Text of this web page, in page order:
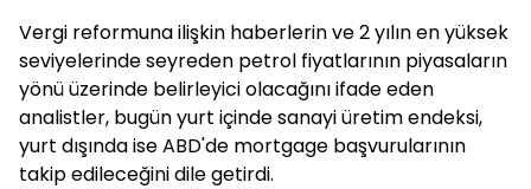
Vergi reformuna ilişkin haberlerin ve 2 yılın en yüksek
seviyelerinde seyreden petrol fiyatlarının piyasaların
yönü üzerinde belirleyici olacağını ifade eden
analistler, bugün yurt içinde sanayi üretim endeksi,
yurt dışında ise ABD'de mortgage başvurularının
takip edileceğini dile getirdi.